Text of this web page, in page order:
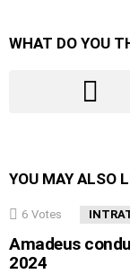
WHAT DO YOU
YOU MAY ALSO
6 Votes
Amadeus
2024